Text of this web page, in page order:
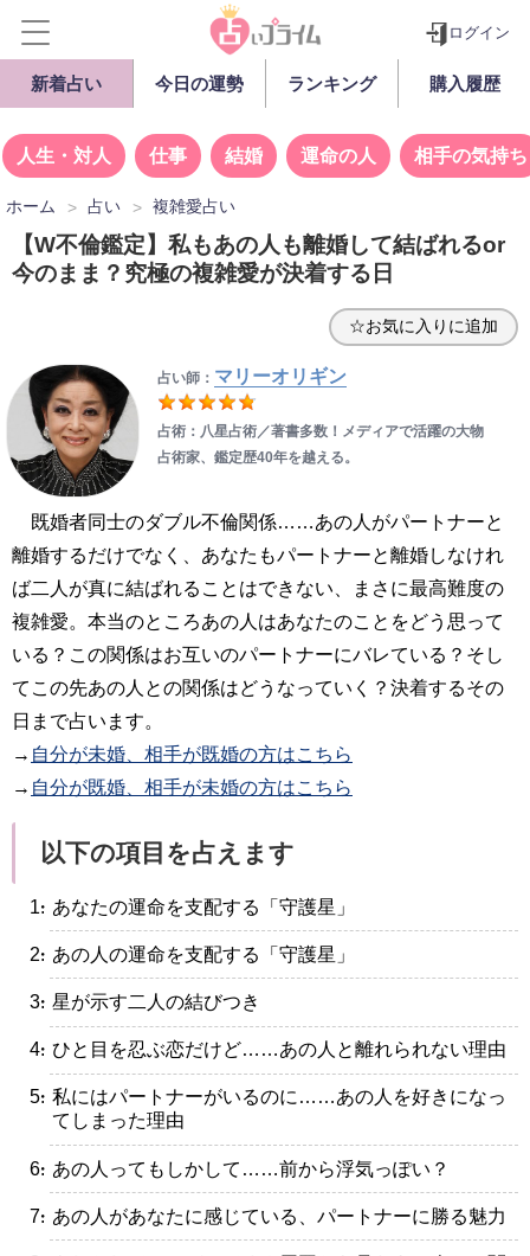
ログイン
新着占い 今日の運勢 ランキング 購入履歴
人生・対人 仕事 結婚 運命の人 相手の気持ち
ホーム 占い 複雑愛占い
【W不倫鑑定】私もあの人も離婚して結ばれるor
今のまま？究極の複雑愛が決着する日
☆お気に入りに追加
占い師： マリーオリギン
占術：八星占術／著書多数！メディアで活躍の大物
占術家、鑑定歴40年を越える。
既婚者同士のダブル不倫関係……あの人がパートナーと
離婚するだけでなく、あなたもパートナーと離婚しなけれ
ば二人が真に結ばれることはできない、まさに最高難度の
複雑愛。本当のところあの人はあなたのことをどう思って
いる？この関係はお互いのパートナーにバレている？そし
てこの先あの人との関係はどうなっていく？決着するその
日まで占います。
→ 自分が未婚、相手が既婚の方はこちら
→ 自分が既婚、相手が未婚の方はこちら
以下の項目を占えます
・あなたの運命を支配する「守護星」
・あの人の運命を支配する「守護星」
・星が示す二人の結びつき
・ひと目を忍ぶ恋だけど……あの人と離れられない理由
・私にはパートナーがいるのに……あの人を好きになっ
てしまった理由
・あの人ってもしかして……前から浮気っぽい？
・あの人があなたに感じている、パートナーに勝る魅力